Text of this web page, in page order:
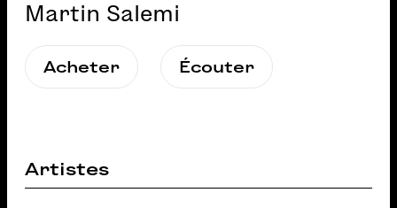
Martin Salemi
Acheter Écouter
Artistes